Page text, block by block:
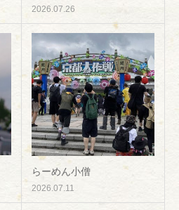
2026.07.26
らーめん小僧
2026.07.11